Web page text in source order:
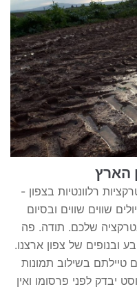
הארץ
רלוונטיות בצפון -
שווים שווים ובסיום
שלכם. תודה. פה
ובנופים של צפון ארצנו.
טיילתם בשילוב תמונות
יבדק לפני פרסומו ואין